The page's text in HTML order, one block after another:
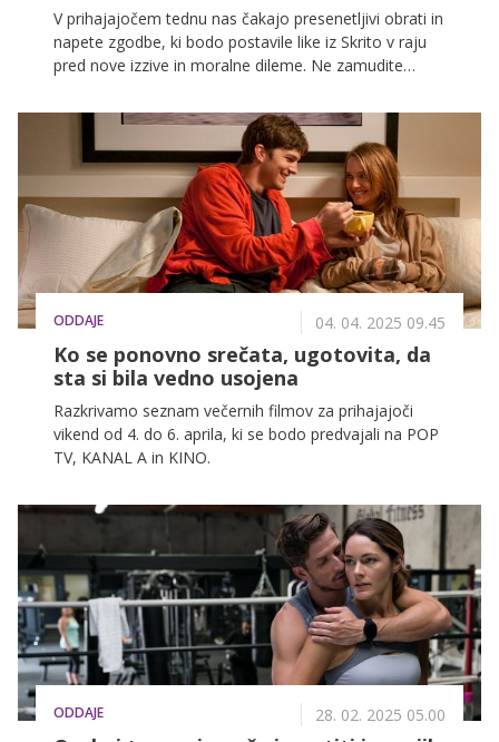
V prihajajočem tednu nas čakajo presenetljivi obrati in
napete zgodbe, ki bodo postavile like iz Skrito v raju
pred nove izzive in moralne dileme. Ne zamudite
se vse bliža točki, kjer bodo ključne odločitve
zaznamovale prihodnost vseh vpletenih.
ODDAJE 04. 04. 2025 09.45
Ko se ponovno srečata, ugotovita, da
sta si bila vedno usojena
Razkrivamo seznam večernih filmov za prihajajoči
vikend od 4. do 6. aprila, ki se bodo predvajali na POP
TV, KANAL A in KINO.
ODDAJE 28. 02. 2025 05.00